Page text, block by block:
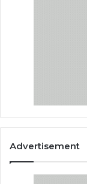
Advertisement